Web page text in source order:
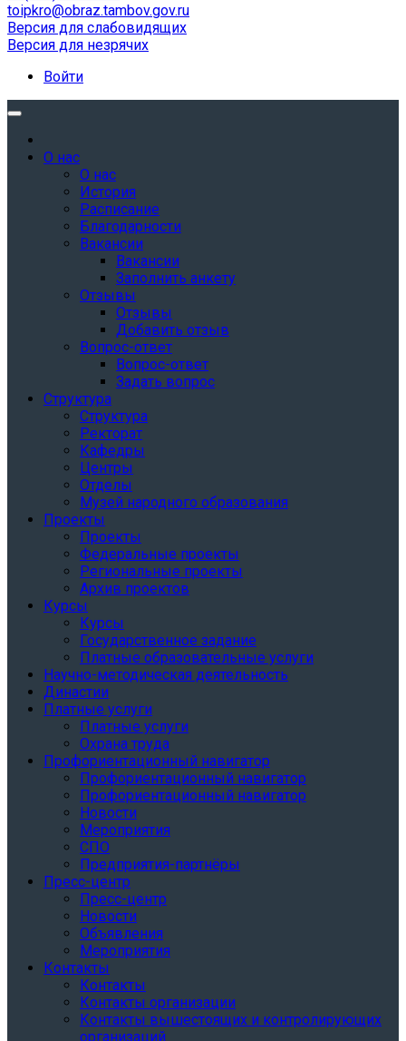
toipkro@obraz.tambov.gov.ru
Версия для слабовидящих
Версия для незрячих
Войти
О нас
О нас
История
Расписание
Благодарности
Вакансии
Вакансии
Заполнить анкету
Отзывы
Отзывы
Добавить отзыв
Вопрос-ответ
Вопрос-ответ
Задать вопрос
Структура
Структура
Ректорат
Кафедры
Центры
Отделы
Музей народного образования
Проекты
Проекты
Федеральные проекты
Региональные проекты
Архив проектов
Курсы
Курсы
Государственное задание
Платные образовательные услуги
Научно-методическая деятельность
Династии
Платные услуги
Платные услуги
Охрана труда
Профориентационный навигатор
Профориентационный навигатор
Профориентационный навигатор
Новости
Мероприятия
СПО
Предприятия-партнёры
Пресс-центр
Пресс-центр
Новости
Объявления
Мероприятия
Контакты
Контакты
Контакты организации
Контакты вышестоящих и контролирующих
организаций